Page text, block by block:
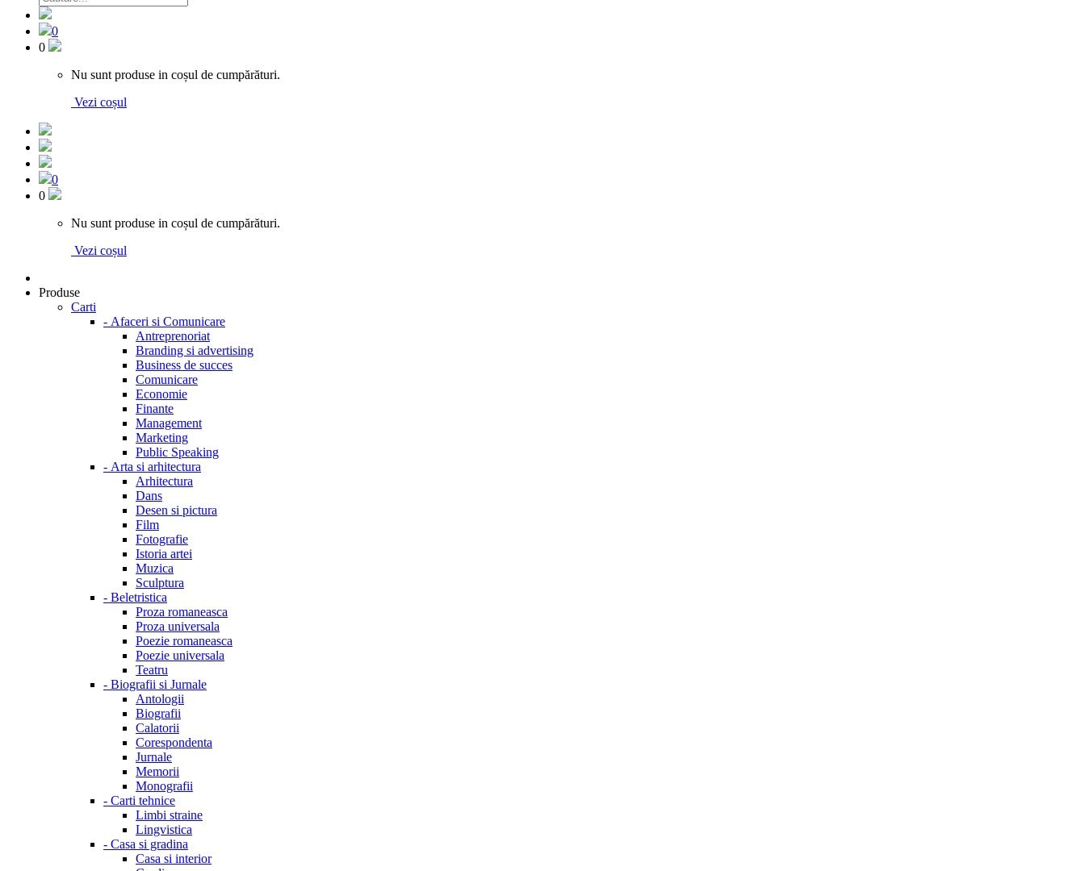
0
0
Nu sunt produse in coșul de cumpărături.
Vezi coșul
0
0
Nu sunt produse in coșul de cumpărături.
Vezi coșul
Produse
Carti
- Afaceri si Comunicare
Antreprenoriat
Branding si advertising
Business de succes
Comunicare
Economie
Finante
Management
Marketing
Public Speaking
- Arta si arhitectura
Arhitectura
Dans
Desen si pictura
Film
Fotografie
Istoria artei
Muzica
Sculptura
- Beletristica
Proza romaneasca
Proza universala
Poezie romaneasca
Poezie universala
Teatru
- Biografii si Jurnale
Antologii
Biografii
Calatorii
Corespondenta
Jurnale
Memorii
Monografii
- Carti tehnice
Limbi straine
Lingvistica
- Casa si gradina
Casa si interior